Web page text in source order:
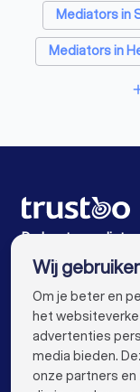
Mediators in
Mediators in
Mediators in
Mediators
Mediators in
Mediators in
Mediators in
Mediators in
Mediators in
De beste
VOOR
Wij
Om je beter en
het
advertenties
media bieden.
onze partners